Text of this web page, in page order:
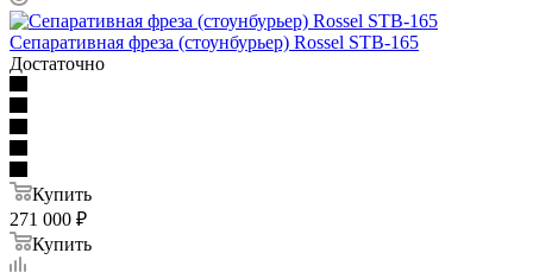
Сепаративная фреза (стоунбурьер) Rossel STB-165
Достаточно
Купить
271 000 ₽
Купить